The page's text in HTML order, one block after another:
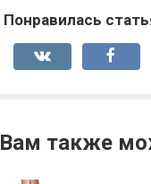
Понравилась
Вам также